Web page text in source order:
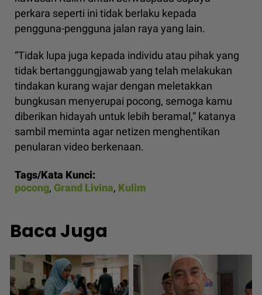
perkara seperti ini tidak berlaku kepada
pengguna-pengguna jalan raya yang lain.
“Tidak lupa juga kepada individu atau pihak yang
tidak bertanggungjawab yang telah melakukan
tindakan kurang wajar dengan meletakkan
bungkusan menyerupai pocong, semoga kamu
diberikan hidayah untuk lebih beramal,” katanya
sambil meminta agar netizen menghentikan
penularan video berkenaan.
Tags/Kata Kunci:
pocong, Grand Livina, Kulim
Baca Juga